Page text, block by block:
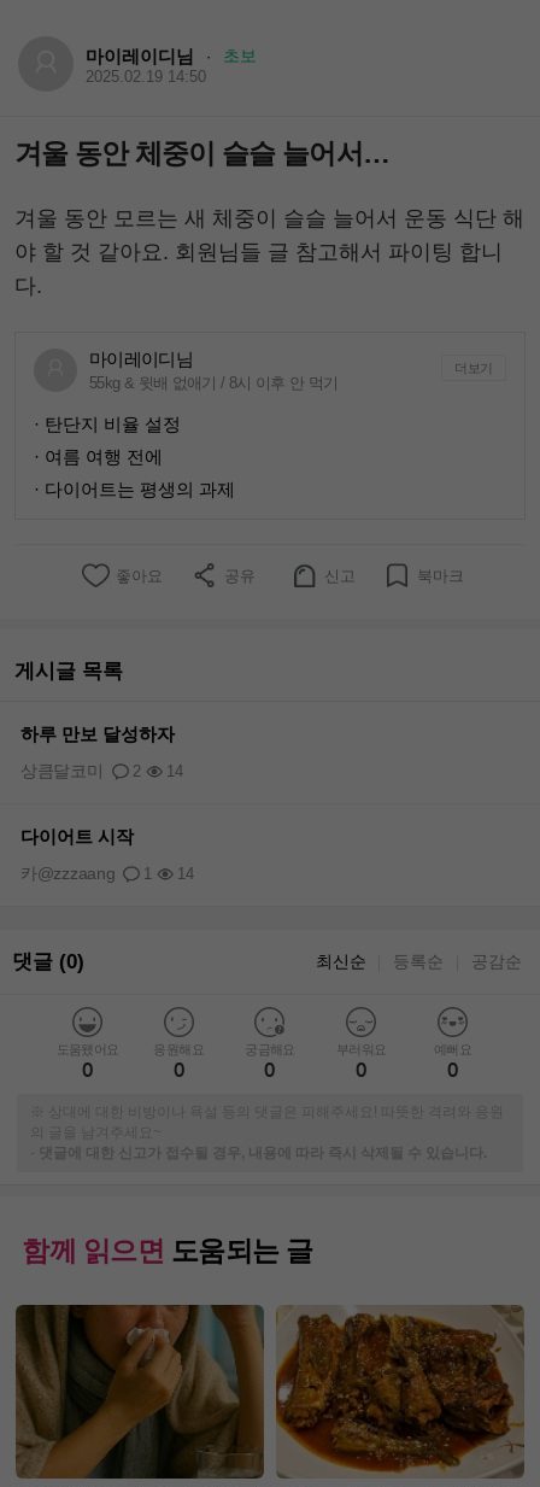
마이레이디님 · 초보
2025.02.19 14:50
겨울 동안 체중이 슬슬 늘어서…
겨울 동안 모르는 새 체중이 슬슬 늘어서 운동 식단 해
야 할 것 같아요. 회원님들 글 참고해서 파이팅 합니
다.
마이레이디님
55kg & 윗배 없애기 / 8시 이후 안 먹기
더보기
· 탄단지 비율 설정
· 여름 여행 전에
· 다이어트는 평생의 과제
좋아요 공유 신고 북마크
게시글 목록
하루 만보 달성하자
2 14
상큼달코미
다이어트 시작
1 14
카@zzzaang
댓글 (0) 최신순 등록순 공감순
도움됐어요
0
응원해요
0
궁금해요
0
부러워요
0
예뻐요
0
※ 상대에 대한 비방이나 욕설 등의 댓글은 피해주세요! 따뜻한 격려와 응원
의 글을 남겨주세요~
-
댓글에 대한 신고가 접수될 경우, 내용에 따라 즉시 삭제될 수 있습니다.
함께 읽으면 도움되는 글